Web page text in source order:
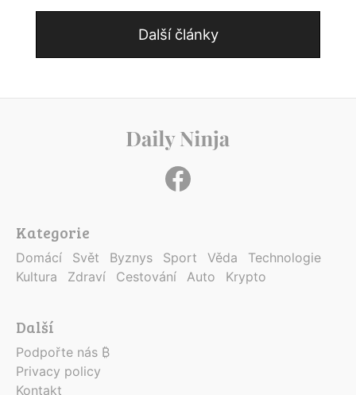
Další články
Kategorie
Domácí Svět Byznys Sport Věda
Technologie
Kultura
Zdraví Cestování Auto Krypto
Další
Podpořte nás ₿
Privacy policy
Kontakt